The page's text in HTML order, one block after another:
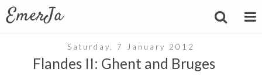
Saturday, 7 January 2012
Flandes II: Ghent and Bruges